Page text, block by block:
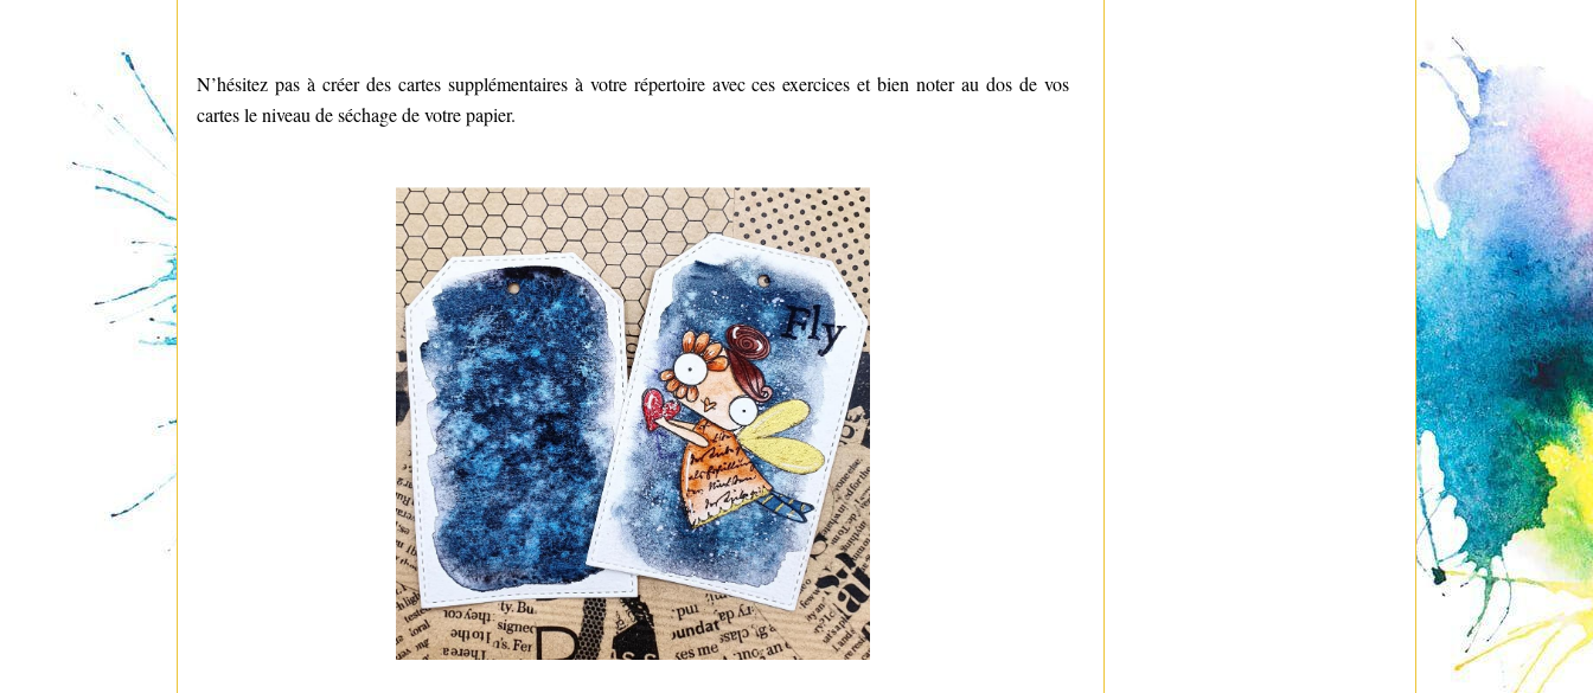
N’hésitez pas à créer des cartes supplémentaires à votre répertoire avec ces exercices et bien noter au dos de vos
cartes le niveau de séchage de votre papier.